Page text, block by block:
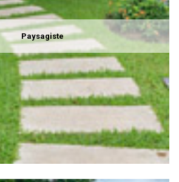
Paysagiste